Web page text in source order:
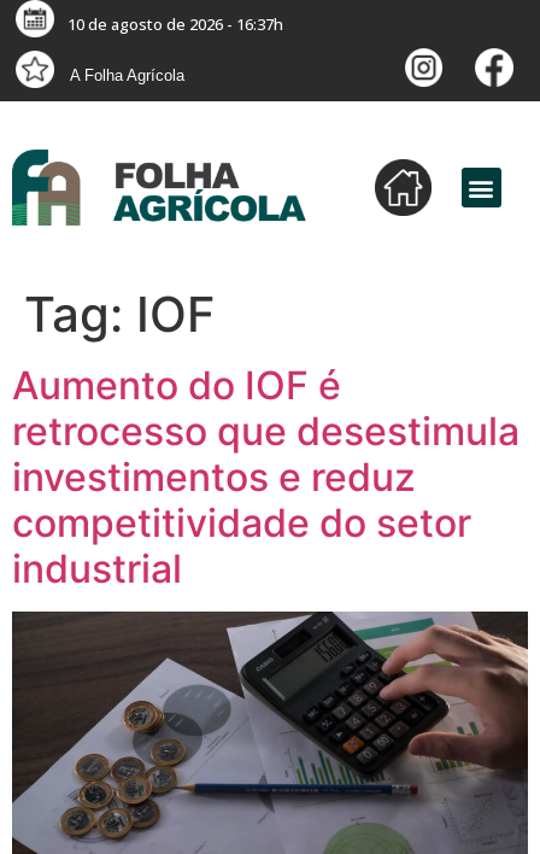
10 de agosto de 2026 - 16:37h
A Folha Agrícola
Tag: IOF
Aumento do IOF é
retrocesso que desestimula
investimentos e reduz
competitividade do setor
industrial